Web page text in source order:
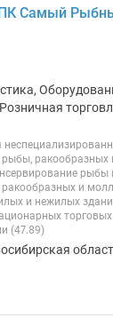
Самый
рыбы,
рыбы
ракообразных и
и нежилых
(47.89)